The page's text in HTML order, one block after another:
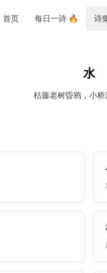
首页 每日一诗 🔥 诗
水
枯藤老树昏鸦，小桥